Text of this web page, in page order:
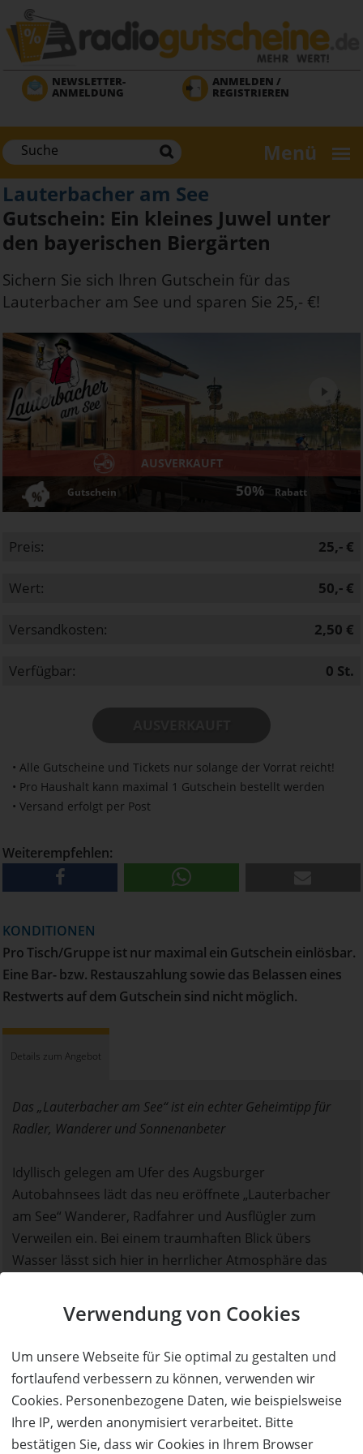
Verwendung von Cookies
Um unsere Webseite für Sie optimal zu gestalten und
fortlaufend verbessern zu können, verwenden wir
Cookies. Personenbezogene Daten, wie beispielsweise
Ihre IP, werden anonymisiert verarbeitet. Bitte
bestätigen Sie, dass wir Cookies in Ihrem Browser
Direkt
zum
Inhalt
NEWSLETTER-
ANMELDUNG
ANMELDEN /
REGISTRIEREN
Menü
Lauterbacher am See
Gutschein: Ein kleines Juwel unter
den bayerischen Biergärten
Sichern Sie sich Ihren Gutschein für das
Lauterbacher am See und sparen Sie 25,- €!
AUSVERKAUFT
Gutschein 50% Rabatt
Next
Preis: 25,- €
Wert: 50,- €
Versandkosten: 2,50 €
Verfügbar: 0 St.
• Alle Gutscheine und Tickets nur solange der Vorrat reicht!
• Pro Haushalt kann maximal 1 Gutschein bestellt werden
• Versand erfolgt per Post
Weiterempfehlen:
KONDITIONEN
Pro Tisch/Gruppe ist nur maximal ein Gutschein einlösbar.
Eine Bar- bzw. Restauszahlung sowie das Belassen eines
Restwerts auf dem Gutschein sind nicht möglich.
Details zum Angebot
Das „Lauterbacher am See“ ist ein echter Geheimtipp für
Radler, Wanderer und Sonnenanbeter
Idyllisch gelegen am Ufer des Augsburger
Autobahnsees lädt das neu eröffnete „Lauterbacher
am See“ Wanderer, Radfahrer und Ausflügler zum
Verweilen ein. Bei einem traumhaften Blick übers
Wasser lässt sich hier in herrlicher Atmosphäre das
schwäbisch, die Ausstattung modern, die Lage inmitten
der Natur einzigartig.
Gemütlich Platz nehmen kann man im Stüberl rund
um den großen gusseisernen Ofen, das mit warmem
Holz und viel Licht ein Ambiente zum Wohlfühlen
schafft. Gerade im Sommer ist aber der sonnige